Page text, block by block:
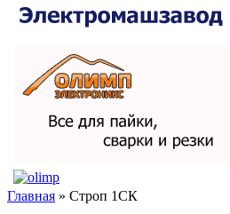
Главная » Строп 1СК